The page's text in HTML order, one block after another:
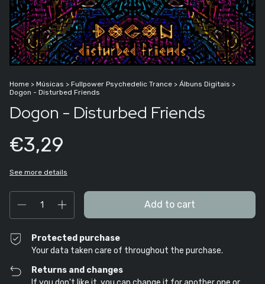
Home > Músicas > Fullpower Psychedelic Trance > Álbuns Digitais >
Dogon - Disturbed Friends
Dogon - Disturbed Friends
€3,29
See more details
Protected purchase
Your data taken care of throughout the purchase.
Returns and changes